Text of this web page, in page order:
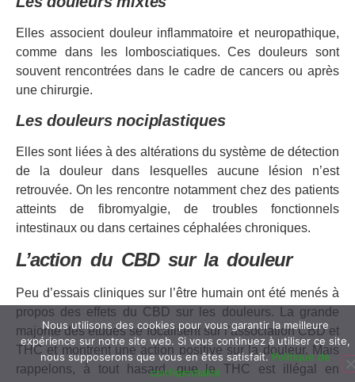
Elles associent douleur inflammatoire et neuropathique,
comme dans les lombosciatiques. Ces douleurs sont
souvent rencontrées dans le cadre de cancers ou après
une chirurgie.
Les douleurs nociplastiques
Elles sont liées à des altérations du système de détection
de la douleur dans lesquelles aucune lésion n’est
retrouvée. On les rencontre notamment chez des patients
atteints de fibromyalgie, de troubles fonctionnels
intestinaux ou dans certaines céphalées chroniques.
L’action du CBD sur la douleur
Peu d’essais cliniques sur l’être humain ont été menés à
propos des effets du CBD sur les douleurs. La grande
majorité des études se focalisent sur l’association CBD et
THC et montrent une action positive sur la douleur. Mais
rappelons, à tout hasard, que le THC est illégal en
Nous utilisons des cookies pour vous garantir la meilleure
expérience sur notre site web. Si vous continuez à utiliser ce site,
nous supposerons que vous en êtes satisfait.Politique de
confidentialité